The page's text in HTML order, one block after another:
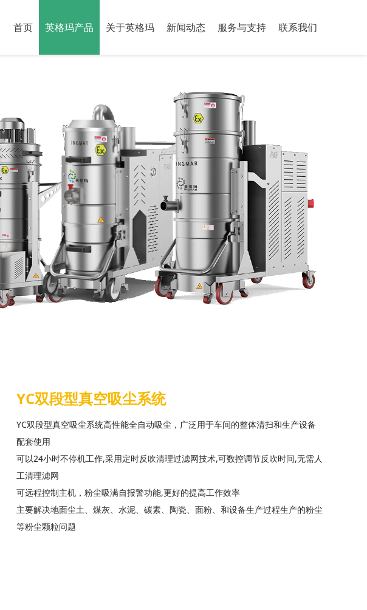
首页 英格玛产品 关于英格玛 新闻动态 服务与支持 联系我们
YC双段型真空吸尘系统
YC双段型真空吸尘系统高性能全自动吸尘，广泛用于车间的整体清扫和生产设备
配套使用
可以24小时不停机工作,采用定时反吹清理过滤网技术,可数控调节反吹时间,无需人
工清理滤网
可远程控制主机，粉尘吸满自报警功能,更好的提高工作效率
主要解决地面尘土、煤灰、水泥、碳素、陶瓷、面粉、和设备生产过程生产的粉尘
等粉尘颗粒问题